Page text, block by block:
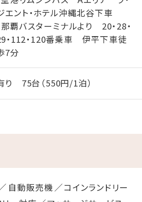
エント・ホテル沖縄北谷下車
那覇バスターミナルより 20・28・
・112・120番乗車 伊平下車徒
7分
り 75台（550円/1泊）
自動販売機
コインランドリー